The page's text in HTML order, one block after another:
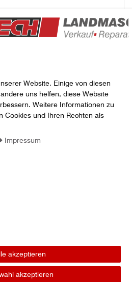
2RS,
Baumaschinen
Artikel:
Case 6206/2RS
Website. Einige von diesen
uns helfen, diese Website
Weitere Informationen zu
Cookies und Ihren Rechten als
Impressum
akzeptieren
akzeptieren